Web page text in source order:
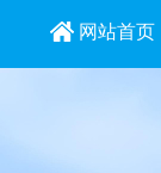
网站首页